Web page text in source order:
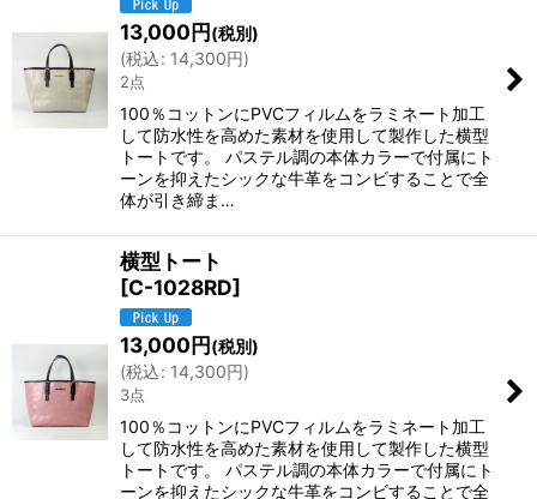
13,000円(税別)
(税込: 14,300円)
2点
100％コットンにPVCフィルムをラミネート加工
して防水性を高めた素材を使用して製作した横型
トートです。 パステル調の本体カラーで付属にト
ーンを抑えたシックな牛革をコンビすることで全
体が引き締ま…
横型トート
[C-1028RD]
13,000円(税別)
(税込: 14,300円)
3点
100％コットンにPVCフィルムをラミネート加工
して防水性を高めた素材を使用して製作した横型
トートです。 パステル調の本体カラーで付属にト
ーンを抑えたシックな牛革をコンビすることで全